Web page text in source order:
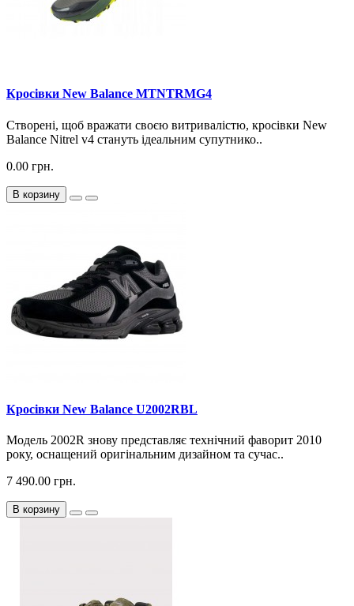
Кросiвки New Balance MTNTRMG4
Створені, щоб вражати своєю витривалістю, кросівки New
Balance Nitrel v4 стануть ідеальним супутнико..
0.00 грн.
В корзину
Кросiвки New Balance U2002RBL
Модель 2002R знову представляє технічний фаворит 2010
року, оснащений оригінальним дизайном та сучас..
7 490.00 грн.
В корзину